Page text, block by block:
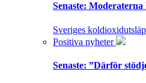
Senaste: Moderaterna
Sveriges
Positiva nyheter
Senaste: ”Därför